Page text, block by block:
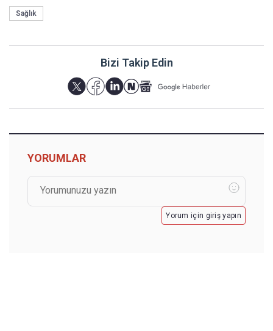
Sağlık
Bizi Takip Edin
YORUMLAR
Yorum için giriş yapın